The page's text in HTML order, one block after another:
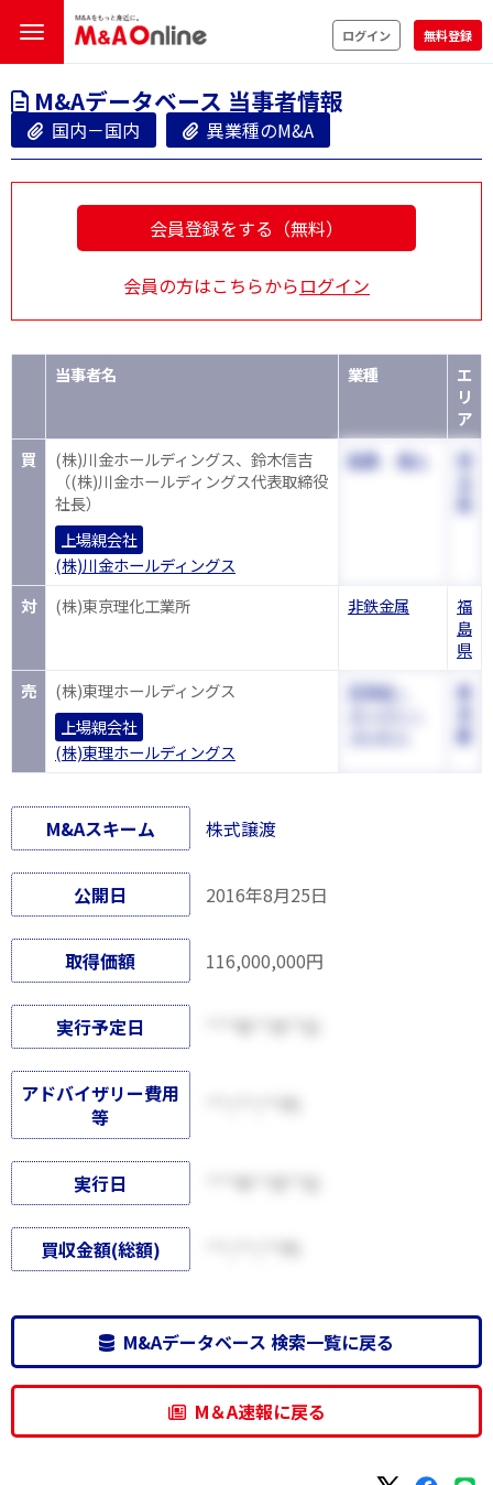
ログイン 無料登録
M&Aデータベース 当事者情報
国内－国内 異業種のM&A
会員登録をする（無料）
会員の方はこちらからログイン
当事者名 業種
エ
リ
ア
買
(株)川金ホールディングス、鈴木信吉
（(株)川金ホールディングス代表取締役
社長）
上場親会社
(株)川金ホールディングス
鉱業、 個人
埼
対 (株)東京理化工業所 非鉄金属
福
島
県
売
(株)東理ホールディングス
上場親会社
(株)東理ホールディングス
百貨店・
東
M&Aスキーム 株式譲渡
公開日 2016年8月25日
取得価額 116,000,000円
実行予定日
アドバイザリー費用
等
実行日
買収金額(総額)
M&Aデータベース 検索一覧に戻る
M＆A速報に戻る